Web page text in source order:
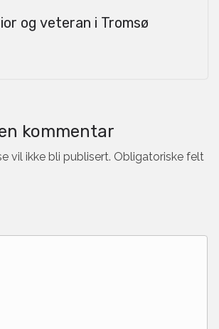
og veteran i Tromsø
kommentar
vil ikke bli publisert. Obligatoriske felt